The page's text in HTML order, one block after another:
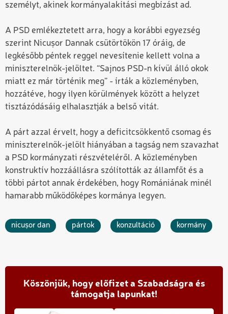
személyt, akinek kormányalakítási megbízást ad.
A PSD emlékeztetett arra, hogy a korábbi egyezség
szerint Nicușor Dannak csütörtökön 17 óráig, de
legkésőbb péntek reggel nevesítenie kellett volna a
miniszterelnök-jelöltet. “Sajnos PSD-n kívül álló okok
miatt ez már történik meg” - írták a közleményben,
hozzátéve, hogy ilyen körülmények között a helyzet
tisztázódásáig elhalasztják a belső vitát.
A párt azzal érvelt, hogy a deficitcsökkentő csomag és
miniszterelnök-jelölt hiányában a tagság nem szavazhat
a PSD kormányzati részvételéről. A közleményben
konstruktív hozzáállásra szólították az államfőt és a
többi pártot annak érdekében, hogy Romániának minél
hamarabb működőképes kormánya legyen.
nicușor dan pártok konzultáció kormány
Köszönjük, hogy előfizet a Szabadságra és
támogatja lapunkat!